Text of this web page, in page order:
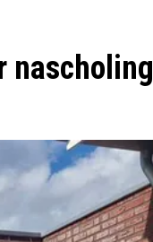
nascholing